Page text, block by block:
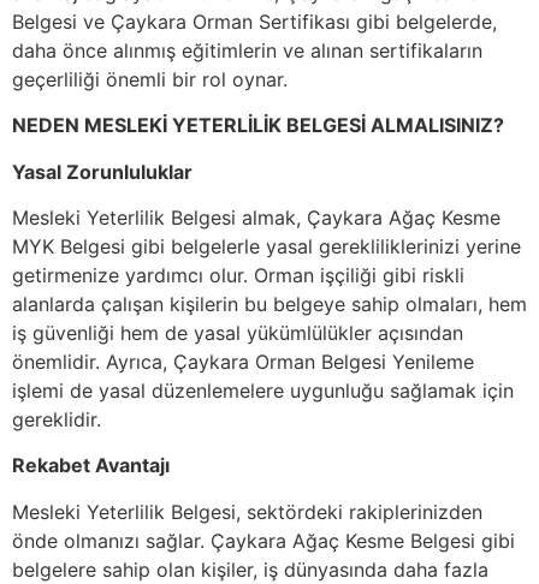
Belgesi ve Çaykara Orman Sertifikası gibi belgelerde,
daha önce alınmış eğitimlerin ve alınan sertifikaların
geçerliliği önemli bir rol oynar.
NEDEN MESLEKİ YETERLİLİK BELGESİ ALMALISINIZ?
Yasal Zorunluluklar
Mesleki Yeterlilik Belgesi almak, Çaykara Ağaç Kesme
MYK Belgesi gibi belgelerle yasal gerekliliklerinizi yerine
getirmenize yardımcı olur. Orman işçiliği gibi riskli
alanlarda çalışan kişilerin bu belgeye sahip olmaları, hem
iş güvenliği hem de yasal yükümlülükler açısından
önemlidir. Ayrıca, Çaykara Orman Belgesi Yenileme
işlemi de yasal düzenlemelere uygunluğu sağlamak için
gereklidir.
Rekabet Avantajı
Mesleki Yeterlilik Belgesi, sektördeki rakiplerinizden
önde olmanızı sağlar. Çaykara Ağaç Kesme Belgesi gibi
belgelere sahip olan kişiler, iş dünyasında daha fazla